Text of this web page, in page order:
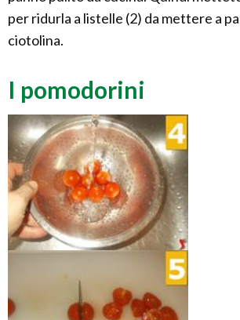
per ridurla a listelle (2) da mettere a
ciotolina.
I pomodorini